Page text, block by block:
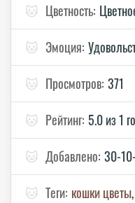
🐱 Цветность:
🐱 Эмоция:
🐱 Просмотров: 371
🐱 Рейтинг: 5.0 из 1
🐱 Добавлено: 30-
🐱 Теги: кошки цветы,